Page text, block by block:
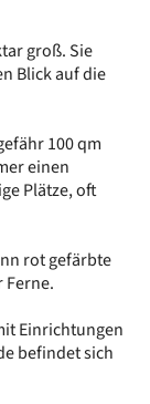
groß. Sie
Blick auf die
100 qm
einen
Plätze, oft
rot gefärbte
Ferne.
Einrichtungen
befindet sich